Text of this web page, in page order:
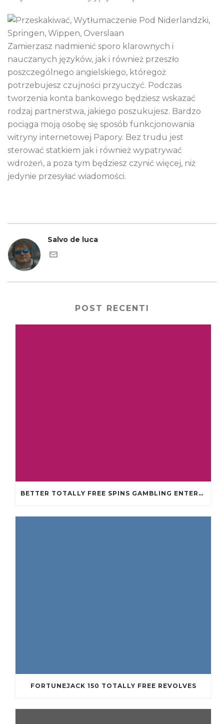
Zamierzasz nadmienić sporo klarownych i
nauczanych języków, jak i również przeszło
poszczególnego angielskiego, któregoż
potrzebujesz czujności przyuczyć. Podczas
tworzenia konta bankowego będziesz wskazać
rodzaj partnerstwa, jakiego poszukujesz. Bardzo
pociąga moją osobę się sposób funkcjonowania
witryny internetowej Papory. Bez trudu jest
sterować statkiem jak i również wypatrywać
wdrożeń, a poza tym będziesz czynić więcej, niż
jedynie przesyłać wiadomości.
Salvo de luca
POST RECENTI
BETTER TOTALLY FREE SPINS GAMBLING ENTERPRISES 2024
FORTUNEJACK 150 TOTALLY FREE REVOLVES